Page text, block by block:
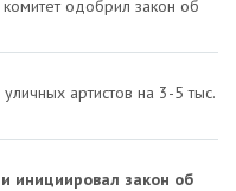
одобрил закон об
артистов на 3-5 тыс.
инициировал закон об